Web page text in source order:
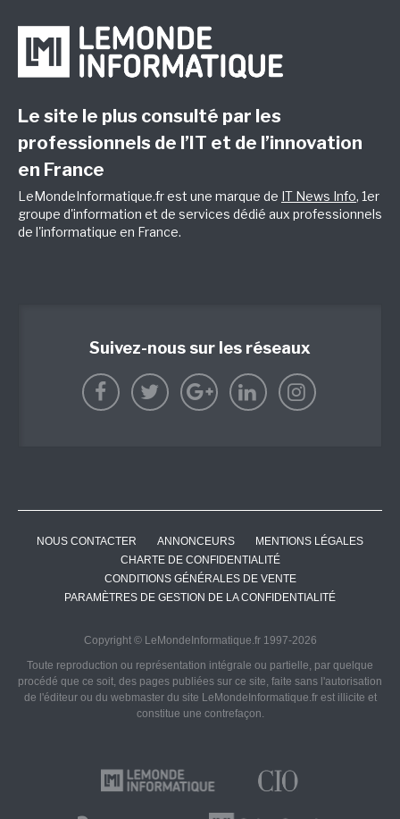
Le site le plus consulté par les
professionnels de l’IT et de l’innovation
en France
LeMondeInformatique.fr est une marque de IT News Info, 1er
groupe d'information et de services dédié aux professionnels
de l'informatique en France.
Suivez-nous sur les réseaux
NOUS CONTACTER ANNONCEURS
MENTIONS LÉGALES
CHARTE DE CONFIDENTIALITÉ
CONDITIONS GÉNÉRALES DE VENTE
PARAMÈTRES DE GESTION DE LA CONFIDENTIALITÉ
Copyright © LeMondeInformatique.fr 1997-2026
Toute reproduction ou représentation intégrale ou partielle, par quelque
procédé que ce soit, des pages publiées sur ce site, faite sans l'autorisation
de l'éditeur ou du webmaster du site LeMondeInformatique.fr est illicite et
constitue une contrefaçon.